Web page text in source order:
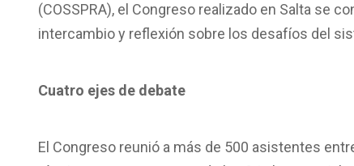
(COSSPRA), el Congreso realizado en Salta se
intercambio y reflexión sobre los desafíos del
Cuatro ejes de debate
El Congreso reunió a más de 500 asistentes